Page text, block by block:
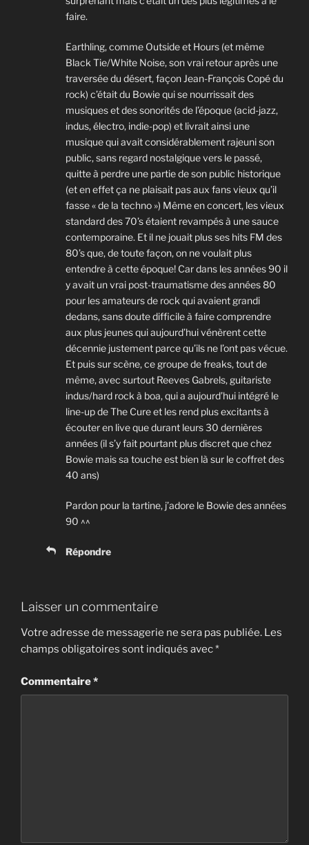
faire.
Earthling, comme Outside et Hours (et même
Black Tie/White Noise, son vrai retour après une
traversée du désert, façon Jean-François Copé du
rock) c’était du Bowie qui se nourrissait des
musiques et des sonorités de l’époque (acid-jazz,
indus, électro, indie-pop) et livrait ainsi une
musique qui avait considérablement rajeuni son
public, sans regard nostalgique vers le passé,
quitte à perdre une partie de son public historique
(et en effet ça ne plaisait pas aux fans vieux qu’il
fasse « de la techno ») Même en concert, les vieux
standard des 70’s étaient revampés à une sauce
contemporaine. Et il ne jouait plus ses hits FM des
80’s que, de toute façon, on ne voulait plus
entendre à cette époque! Car dans les années 90 il
y avait un vrai post-traumatisme des années 80
pour les amateurs de rock qui avaient grandi
dedans, sans doute difficile à faire comprendre
aux plus jeunes qui aujourd’hui vénèrent cette
décennie justement parce qu’ils ne l’ont pas vécue.
Et puis sur scène, ce groupe de freaks, tout de
même, avec surtout Reeves Gabrels, guitariste
indus/hard rock à boa, qui a aujourd’hui intégré le
line-up de The Cure et les rend plus excitants à
écouter en live que durant leurs 30 dernières
années (il s’y fait pourtant plus discret que chez
Bowie mais sa touche est bien là sur le coffret des
40 ans)
Pardon pour la tartine, j’adore le Bowie des années
90 ^^
Répondre
Laisser un commentaire
Votre adresse de messagerie ne sera pas publiée. Les
champs obligatoires sont indiqués avec*
Commentaire*